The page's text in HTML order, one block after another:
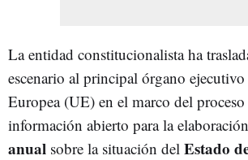
La entidad constitucionalista ha
escenario al principal órgano
Europea (UE) en el marco del
información abierto para la
anual sobre la situación del Estado